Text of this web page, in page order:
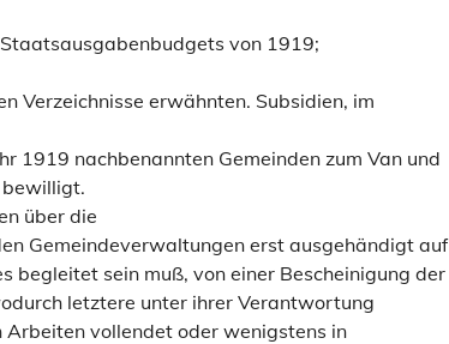
von 1919;
Verzeichnisse erwähnten. Subsidien, im
1919 nachbenannten Gemeinden zum Van und
bewilligt.
über die
Gemeindeverwaltungen erst ausgehändigt auf
begleitet sein muß, von einer Bescheinigung der
letztere unter ihrer Verantwortung
vollendet oder wenigstens in